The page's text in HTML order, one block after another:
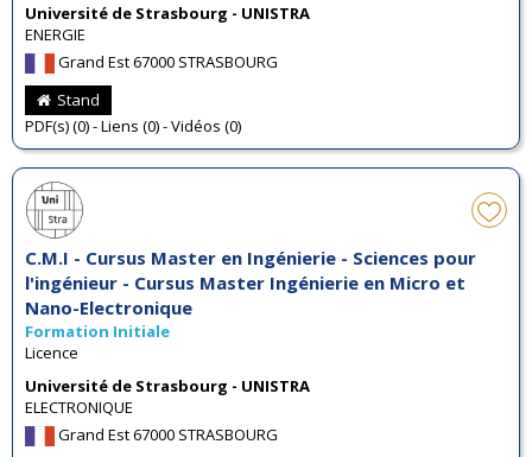
Université de Strasbourg - UNISTRA
ENERGIE
Grand Est 67000 STRASBOURG
Stand
PDF(s) (0) - Liens (0) - Vidéos (0)
C.M.I - Cursus Master en Ingénierie - Sciences pour
l'ingénieur - Cursus Master Ingénierie en Micro et
Nano-Electronique
Formation Initiale
Licence
Université de Strasbourg - UNISTRA
ELECTRONIQUE
Grand Est 67000 STRASBOURG